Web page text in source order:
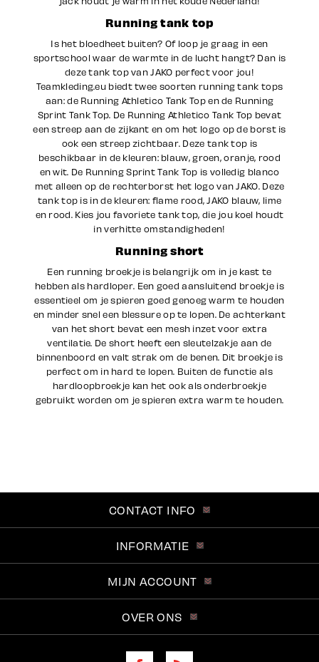
Running tank top
Is het bloedheet buiten? Of loop je graag in een
sportschool waar de warmte in de lucht hangt? Dan is
deze tank top van JAKO perfect voor jou!
Teamkleding.eu biedt twee soorten running tank tops
aan: de Running Athletico Tank Top en de Running
Sprint Tank Top. De Running Athletico Tank Top bevat
een streep aan de zijkant en om het logo op de borst is
ook een streep zichtbaar. Deze tank top is
beschikbaar in de kleuren: blauw, groen, oranje, rood
en wit. De Running Sprint Tank Top is volledig blanco
met alleen op de rechterborst het logo van JAKO. Deze
tank top is in de kleuren: flame rood, JAKO blauw, lime
en rood. Kies jou favoriete tank top, die jou koel houdt
in verhitte omstandigheden!
Running short
Een running broekje is belangrijk om in je kast te
hebben als hardloper. Een goed aansluitend broekje is
essentieel om je spieren goed genoeg warm te houden
en minder snel een blessure op te lopen. De achterkant
van het short bevat een mesh inzet voor extra
ventilatie. De short heeft een sleutelzakje aan de
binnenboord en valt strak om de benen. Dit broekje is
perfect om in hard te lopen. Buiten de functie als
hardloopbroekje kan het ook als onderbroekje
gebruikt worden om je spieren extra warm te houden.
CONTACT INFO
INFORMATIE
MIJN ACCOUNT
OVER ONS